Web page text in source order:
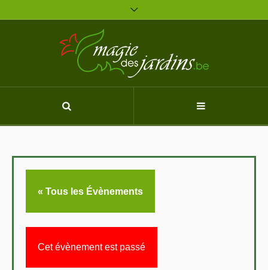
« Tous les Évènements
Cet évènement est passé